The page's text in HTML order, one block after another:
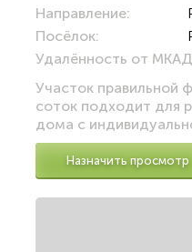
Направление:
Посёлок:
Удалённость от
Участок
соток подходит для
дома с
Назначить просмотр